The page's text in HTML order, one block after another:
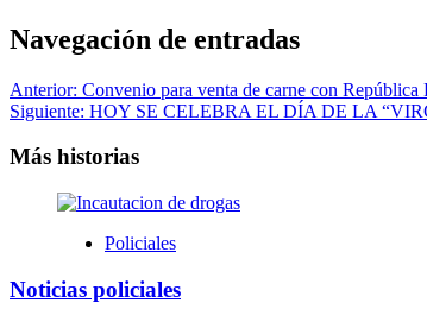
Navegación de entradas
Anterior: Convenio para venta de carne con República
Siguiente: HOY SE CELEBRA EL DÍA DE LA
Más historias
Policiales
Noticias policiales